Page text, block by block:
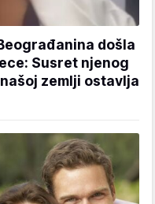
došla
Susret njenog
zemlji ostavlja